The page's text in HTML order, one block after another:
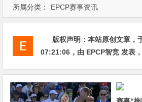
所属分类： EPCP赛事资讯
版权声明：本站原创文章，
07:21:06 ，由 EPCP智竞 发表